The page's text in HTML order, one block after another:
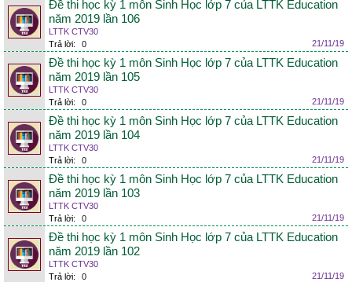
Đề thi học kỳ 1 môn Sinh Học lớp 7 của LTTK Education
năm 2019 lần 106
LTTK CTV30
Trả lời:
0 21/11/19
Đề thi học kỳ 1 môn Sinh Học lớp 7 của LTTK Education
năm 2019 lần 105
LTTK CTV30
Trả lời:
0 21/11/19
Đề thi học kỳ 1 môn Sinh Học lớp 7 của LTTK Education
năm 2019 lần 104
LTTK CTV30
Trả lời:
0 21/11/19
Đề thi học kỳ 1 môn Sinh Học lớp 7 của LTTK Education
năm 2019 lần 103
LTTK CTV30
Trả lời:
0 21/11/19
Đề thi học kỳ 1 môn Sinh Học lớp 7 của LTTK Education
năm 2019 lần 102
LTTK CTV30
Trả lời:
0 21/11/19